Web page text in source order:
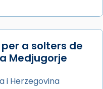
visita apostòlica
i als
de Barcelona.
el cardenal Joan
la missa i l’ha
de Barcelona,
a solters de
Medjugorje
i Herzegovina